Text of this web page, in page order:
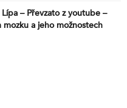
– Převzato z youtube –
mozku a jeho možnostech